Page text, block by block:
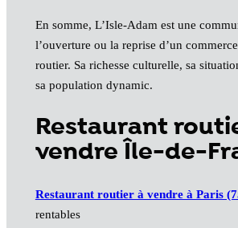
En somme, L’Isle-Adam est une
l’ouverture ou la reprise d’un
routier. Sa richesse culturelle, sa
sa population dynamic.
Restaurant
vendre Île-de-
Restaurant routier à vendre à Paris
rentables